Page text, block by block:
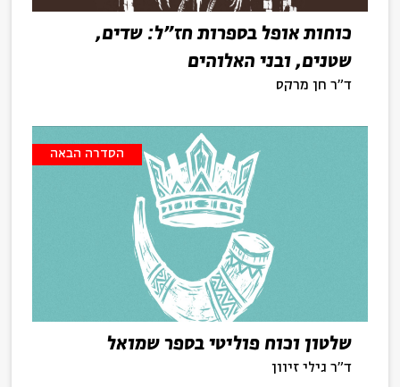
כוחות אופל בספרות חז"ל: שדים,
שטנים, ובני האלוהים
ד"ר חן מרקס
הסדרה הבאה
שלטון וכוח פוליטי בספר שמואל
ד"ר גילי זיוון